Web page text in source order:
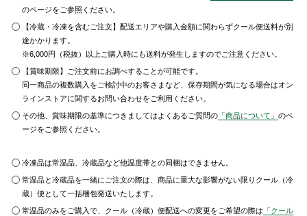
のページをご参照ください。
【冷蔵・冷凍を含むご注文】配送エリアや購入金額に関わらずクール便送料が別
途かかります。
※6,000円（税抜）以上ご購入時にも送料が発生しますのでご注意ください。
【賞味期限】ご注文前にお調べすることが可能です。
同一商品の複数購入をご検討中のお客さまなど、保存期間が気になる場合はオン
ラインストアに関するお問い合わせをご利用ください。
その他、賞味期限の基準につきましてはよくあるご質問の 「商品について」のペ
ージをご参照ください。
冷凍品は常温品、冷蔵品など他温度帯との同梱はできません。
常温品と冷蔵品を一緒にご注文の際は、商品に重大な影響がない限りクール（冷
蔵）便として一括梱包発送いたします。
常温品のみをご購入で、クール（冷蔵）便配送への変更をご希望の際は 「クール